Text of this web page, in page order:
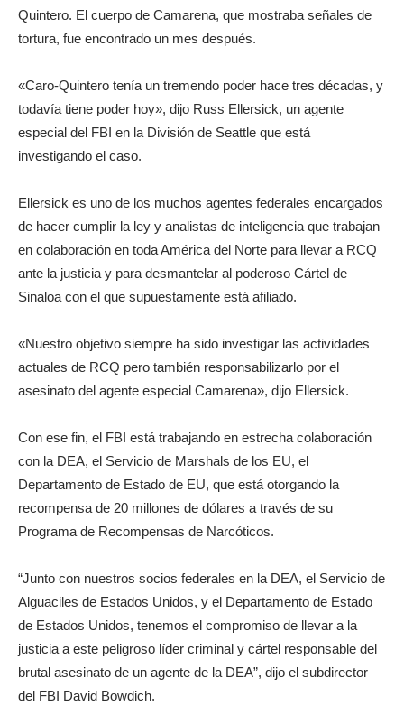
Quintero. El cuerpo de Camarena, que mostraba señales de
tortura, fue encontrado un mes después.
«Caro-Quintero tenía un tremendo poder hace tres décadas, y
todavía tiene poder hoy», dijo Russ Ellersick, un agente
especial del FBI en la División de Seattle que está
investigando el caso.
Ellersick es uno de los muchos agentes federales encargados
de hacer cumplir la ley y analistas de inteligencia que trabajan
en colaboración en toda América del Norte para llevar a RCQ
ante la justicia y para desmantelar al poderoso Cártel de
Sinaloa con el que supuestamente está afiliado.
«Nuestro objetivo siempre ha sido investigar las actividades
actuales de RCQ pero también responsabilizarlo por el
asesinato del agente especial Camarena», dijo Ellersick.
Con ese fin, el FBI está trabajando en estrecha colaboración
con la DEA, el Servicio de Marshals de los EU, el
Departamento de Estado de EU, que está otorgando la
recompensa de 20 millones de dólares a través de su
Programa de Recompensas de Narcóticos.
“Junto con nuestros socios federales en la DEA, el Servicio de
Alguaciles de Estados Unidos, y el Departamento de Estado
de Estados Unidos, tenemos el compromiso de llevar a la
justicia a este peligroso líder criminal y cártel responsable del
brutal asesinato de un agente de la DEA”, dijo el subdirector
del FBI David Bowdich.